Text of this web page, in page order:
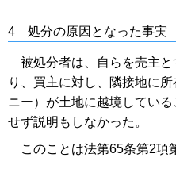
4 処分の原因となった事実
被処分者は、自らを売主と
り、買主に対し、隣接地に
ニー）が土地に越境してい
せず説明もしなかった。
このことは法第65条第2項